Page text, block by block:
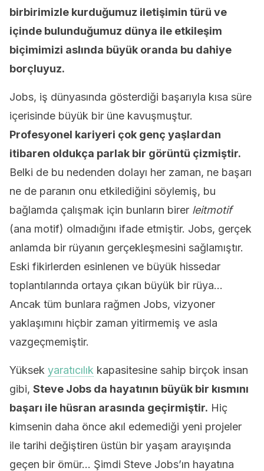
birbirimizle kurduğumuz iletişimin türü ve
içinde bulunduğumuz dünya ile etkileşim
biçimimizi aslında büyük oranda bu dahiye
borçluyuz.
Jobs, iş dünyasında gösterdiği başarıyla kısa süre
içerisinde büyük bir üne kavuşmuştur.
Profesyonel kariyeri çok genç yaşlardan
itibaren oldukça parlak bir görüntü çizmiştir.
Belki de bu nedenden dolayı her zaman, ne başarı
ne de paranın onu etkilediğini söylemiş, bu
bağlamda çalışmak için bunların birer leitmotif
(ana motif) olmadığını ifade etmiştir. Jobs, gerçek
anlamda bir rüyanın gerçekleşmesini sağlamıştır.
Eski fikirlerden esinlenen ve büyük hissedar
toplantılarında ortaya çıkan büyük bir rüya…
Ancak tüm bunlara rağmen Jobs, vizyoner
yaklaşımını hiçbir zaman yitirmemiş ve asla
vazgeçmemiştir.
Yüksek yaratıcılık kapasitesine sahip birçok insan
gibi, Steve Jobs da hayatının büyük bir kısmını
başarı ile hüsran arasında geçirmiştir. Hiç
kimsenin daha önce akıl edemediği yeni projeler
ile tarihi değiştiren üstün bir yaşam arayışında
geçen bir ömür… Şimdi Steve Jobs’ın hayatına